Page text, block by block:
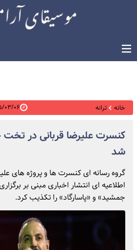
خانه ترانه ۱۴۰۵/۰۳/۰۶
کنسرت علیرضا قربانی در
شد
گروه رسانه ای کنسرت ها و پروژه های
اطلاعیه ای انتشار اخباری مبنی بر
جمشید» و «پاسارگاد» را تکذیب کرد.